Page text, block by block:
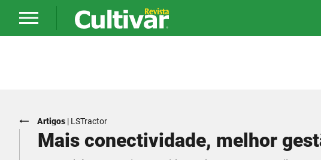
Artigos | LSTractor
Mais conectividade, melhor